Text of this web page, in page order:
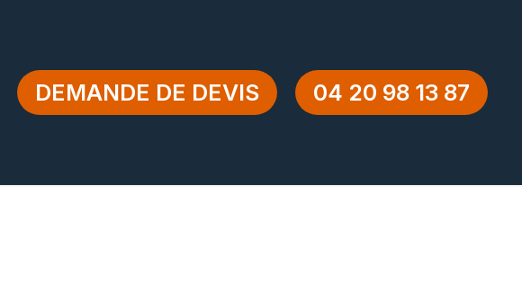
DEMANDE DE DEVIS 04 20 98 13 87